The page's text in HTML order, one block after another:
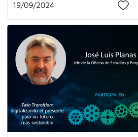
19/09/2024